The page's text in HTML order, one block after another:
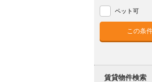
ペット可
賃貸物件検索